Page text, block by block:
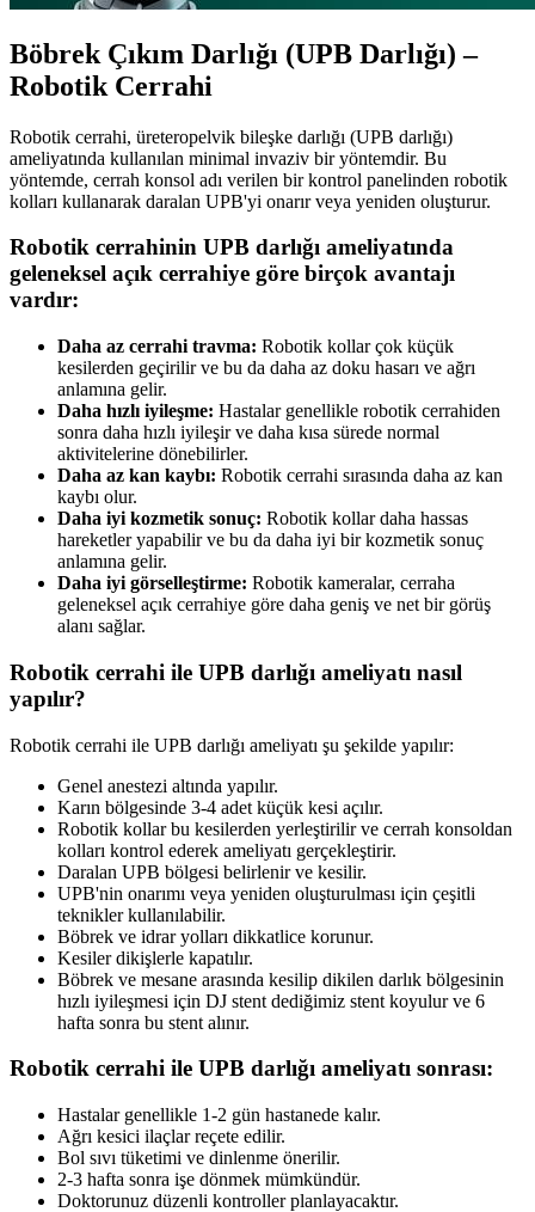
Böbrek Çıkım Darlığı (UPB Darlığı) –
Robotik Cerrahi
Robotik cerrahi, üreteropelvik bileşke darlığı (UPB darlığı)
ameliyatında kullanılan minimal invaziv bir yöntemdir. Bu
yöntemde, cerrah konsol adı verilen bir kontrol panelinden robotik
kolları kullanarak daralan UPB'yi onarır veya yeniden oluşturur.
Robotik cerrahinin UPB darlığı ameliyatında
geleneksel açık cerrahiye göre birçok avantajı
vardır:
Daha az cerrahi travma: Robotik kollar çok küçük
kesilerden geçirilir ve bu da daha az doku hasarı ve ağrı
anlamına gelir.
Daha hızlı iyileşme: Hastalar genellikle robotik cerrahiden
sonra daha hızlı iyileşir ve daha kısa sürede normal
aktivitelerine dönebilirler.
Daha az kan kaybı: Robotik cerrahi sırasında daha az kan
kaybı olur.
Daha iyi kozmetik sonuç: Robotik kollar daha hassas
hareketler yapabilir ve bu da daha iyi bir kozmetik sonuç
anlamına gelir.
Daha iyi görselleştirme: Robotik kameralar, cerraha
geleneksel açık cerrahiye göre daha geniş ve net bir görüş
alanı sağlar.
Robotik cerrahi ile UPB darlığı ameliyatı nasıl
yapılır?
Robotik cerrahi ile UPB darlığı ameliyatı şu şekilde yapılır:
Genel anestezi altında yapılır.
Karın bölgesinde 3-4 adet küçük kesi açılır.
Robotik kollar bu kesilerden yerleştirilir ve cerrah konsoldan
kolları kontrol ederek ameliyatı gerçekleştirir.
Daralan UPB bölgesi belirlenir ve kesilir.
UPB'nin onarımı veya yeniden oluşturulması için çeşitli
teknikler kullanılabilir.
Böbrek ve idrar yolları dikkatlice korunur.
Kesiler dikişlerle kapatılır.
Böbrek ve mesane arasında kesilip dikilen darlık bölgesinin
hızlı iyileşmesi için DJ stent dediğimiz stent koyulur ve 6
hafta sonra bu stent alınır.
Robotik cerrahi ile UPB darlığı ameliyatı sonrası:
Hastalar genellikle 1-2 gün hastanede kalır.
Ağrı kesici ilaçlar reçete edilir.
Bol sıvı tüketimi ve dinlenme önerilir.
2-3 hafta sonra işe dönmek mümkündür.
Doktorunuz düzenli kontroller planlayacaktır.